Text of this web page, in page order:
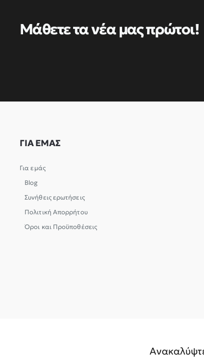
Μάθετε τα νέα μας πρώτοι!
ΓΙΑ ΕΜΑΣ
Για εμάς
Blog
Συνήθεις ερωτήσεις
Πολιτική Απορρήτου
Όροι και Προϋποθέσεις